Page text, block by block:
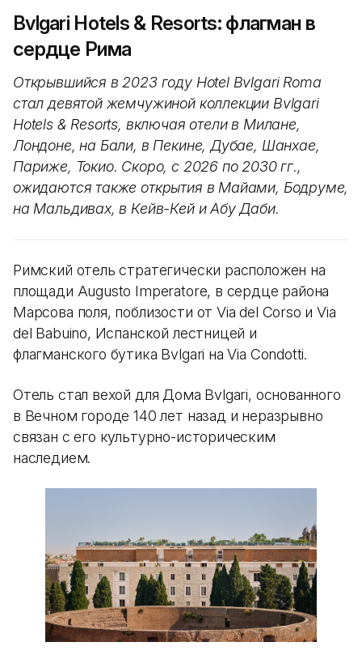
Bvlgari Hotels & Resorts: флагман в
сердце Рима
Открывшийся в 2023 году Hotel Bvlgari Roma
стал девятой жемчужиной коллекции Bvlgari
Hotels & Resorts, включая отели в Милане,
Лондоне, на Бали, в Пекине, Дубае, Шанхае,
Париже, Токио. Скоро, с 2026 по 2030 гг.,
ожидаются также открытия в Майами, Бодруме,
на Мальдивах, в Кейв-Кей и Абу Даби.
Римский отель стратегически расположен на
площади Augusto Imperatore, в сердце района
Марсова поля, поблизости от Via del Corso и Via
del Babuino, Испанской лестницей и
флагманского бутика Bvlgari на Via Condotti.
Отель стал вехой для Дома Bvlgari, основанного
в Вечном городе 140 лет назад и неразрывно
связан с его культурно-историческим
наследием.